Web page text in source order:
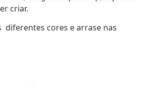
criar.
diferentes cores e arrase nas